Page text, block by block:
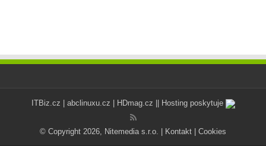
ITBiz.cz abclinuxu.cz HDmag.cz || Hosting poskytuje
© Copyright 2026, Nitemedia s.r.o. | Kontakt Cookies